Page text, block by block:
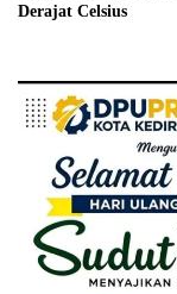
Derajat Celsius